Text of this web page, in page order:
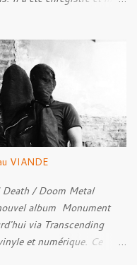
From Beyond 06. The
VIANDE
Death / Doom Metal
album Monument
via Transcending
et numérique. Ce